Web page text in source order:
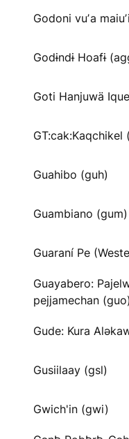
Godoni vuʼa
Godɨndɨ Hoafɨ
Goti Hanjuwä
GT:cak:Kaqchikel
Guahibo (guh)
Guambiano (gum)
Guaraní Pe
Guayabero:
pejjamechan (guo)
Gude: Kura
Gusiilaay (gsl)
Gwich'in (gwi)